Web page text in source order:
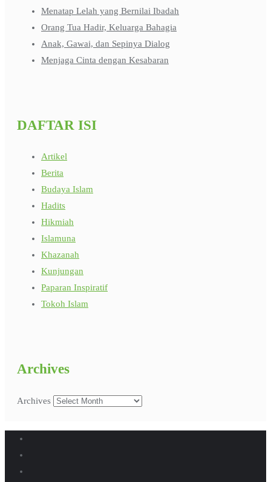
Menatap Lelah yang Bernilai Ibadah
Orang Tua Hadir, Keluarga Bahagia
Anak, Gawai, dan Sepinya Dialog
Menjaga Cinta dengan Kesabaran
DAFTAR ISI
Artikel
Berita
Budaya Islam
Hadits
Hikmiah
Islamuna
Khazanah
Kunjungan
Paparan Inspiratif
Tokoh Islam
Archives
Archives